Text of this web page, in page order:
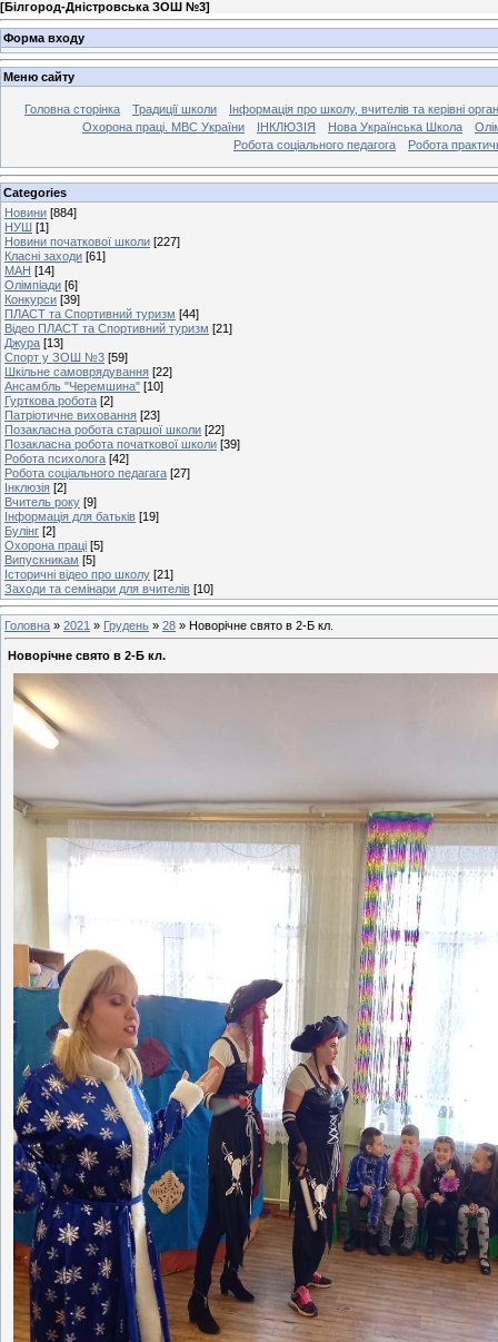
[Білгород-Дністровська ЗОШ №3]
Форма входу
Меню сайту
Головна сторінка Традиції школи
Інформація про школу, вчителів та керівні
Охорона праці. МВС України
ІНКЛЮЗІЯ Нова Українська Школа
Робота соціального педагога
Робота
Categories
Новини [884]
НУШ [1]
Новини початкової школи [227]
Класні заходи [61]
МАН [14]
Олімпіади [6]
Конкурси [39]
ПЛАСТ та Спортивний туризм [44]
Відео ПЛАСТ та Спортивний туризм [21]
Джура [13]
Спорт у ЗОШ №3 [59]
Шкільне самоврядування [22]
Ансамбль "Черемшина" [10]
Гурткова робота [2]
Патріотичне виховання [23]
Позакласна робота старшої школи [22]
Позакласна робота початкової школи [39]
Робота психолога [42]
Робота соціального педагага [27]
Інклюзія [2]
Вчитель року [9]
Інформація для батьків [19]
Булінг [2]
Охорона праці [5]
Випускникам [5]
Історичні відео про школу [21]
Заходи та семінари для вчителів [10]
Головна » 2021 » Грудень » 28 » Новорічне свято в 2-Б кл.
Новорічне свято в 2-Б кл.